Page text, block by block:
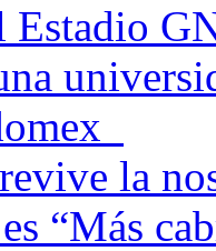
Estadio
la
“Más